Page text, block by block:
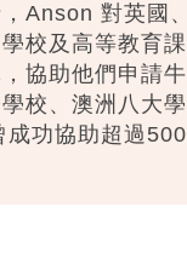
Anson 對英國
校及高等教育
協助他們申請
校、澳洲八大
功協助超過